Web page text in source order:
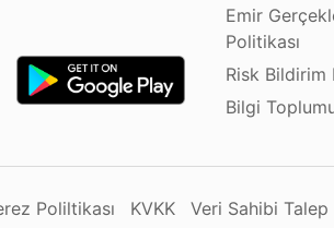
Emir
Politikası
Risk Bildirim
Bilgi
Poliltikası KVKK Veri Sahibi Talep